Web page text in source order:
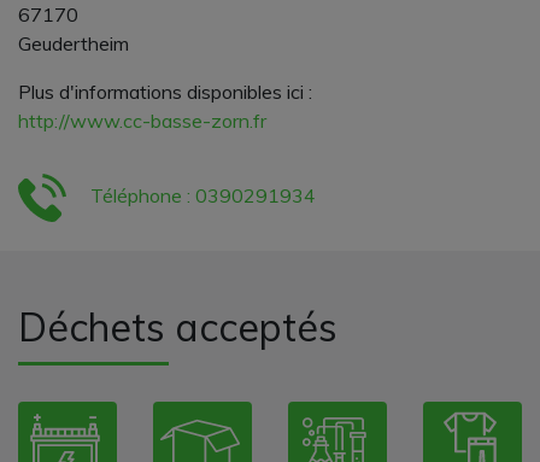
67170
Geudertheim
Plus d'informations disponibles ici :
http://www.cc-basse-zorn.fr
Téléphone : 0390291934
Déchets acceptés